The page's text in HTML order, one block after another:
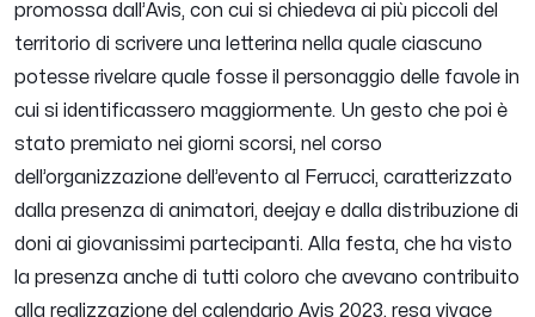
promossa dall’Avis, con cui si chiedeva ai più piccoli del
territorio di scrivere una letterina nella quale ciascuno
potesse rivelare quale fosse il personaggio delle favole in
cui si identificassero maggiormente. Un gesto che poi è
stato premiato nei giorni scorsi, nel corso
dell’organizzazione dell’evento al Ferrucci, caratterizzato
dalla presenza di animatori, deejay e dalla distribuzione di
doni ai giovanissimi partecipanti. Alla festa, che ha visto
la presenza anche di tutti coloro che avevano contribuito
alla realizzazione del calendario Avis 2023, resa vivace